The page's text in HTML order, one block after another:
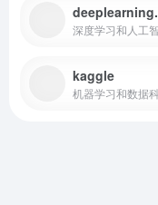
deeplearning.
kaggle